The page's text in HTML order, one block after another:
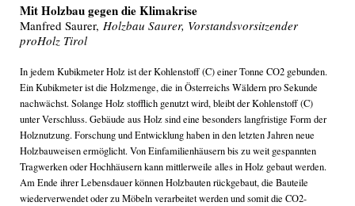
Mit Holzbau gegen die Klimakrise
Manfred Saurer, Holzbau Saurer, Vorstandsvorsitzender
proHolz Tirol
In jedem Kubikmeter Holz ist der Kohlenstoff (C) einer Tonne CO2 gebunden.
Ein Kubikmeter ist die Holzmenge, die in Österreichs Wäldern pro Sekunde
nachwächst. Solange Holz stofflich genutzt wird, bleibt der Kohlenstoff (C)
unter Verschluss. Gebäude aus Holz sind eine besonders langfristige Form der
Holznutzung. Forschung und Entwicklung haben in den letzten Jahren neue
Holzbauweisen ermöglicht. Von Einfamilienhäusern bis zu weit gespannten
Tragwerken oder Hochhäusern kann mittlerweile alles in Holz gebaut werden.
Am Ende ihrer Lebensdauer können Holzbauten rückgebaut, die Bauteile
wiederverwendet oder zu Möbeln verarbeitet werden und somit die CO2-